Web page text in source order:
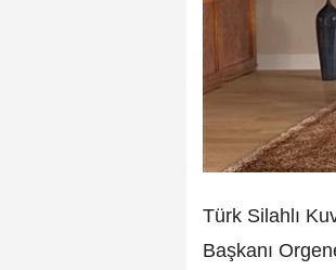
Türk Silahlı
Başkanı